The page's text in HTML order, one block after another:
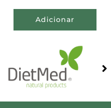
Adicionar